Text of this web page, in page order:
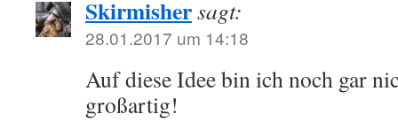
Skirmishersagt:
28.01.2017 um 14:18
Auf diese Idee bin ich noch gar
großartig!